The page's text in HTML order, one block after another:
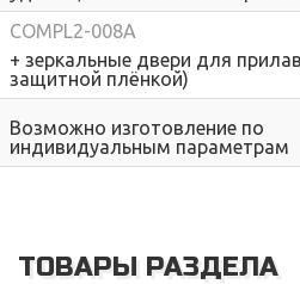
COMPL2-008A
+ зеркальные двери для
защитной плёнкой)
Возможно изготовление по
индивидуальным параметрам
ТОВАРЫ РАЗДЕЛА